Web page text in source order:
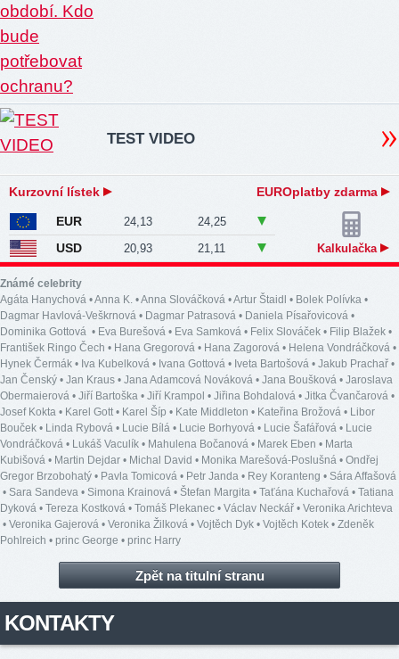
TEST VIDEO
Kurzovní lístek EUROplatby zdarma
EUR 24,13 24,25
USD 20,93 21,11 Kalkulačka
Známé celebrity
Agáta Hanychová •Anna K. •Anna Slováčková •Artur Štaidl • Bolek Polívka •
Dagmar Havlová-Veškrnová • Dagmar Patrasová • Daniela Písařovicová •
Dominika Gottová • Eva Burešová • Eva Samková • Felix Slováček • Filip Blažek •
František Ringo Čech • Hana Gregorová • Hana Zagorová • Helena Vondráčková •
Hynek Čermák • Iva Kubelková • Ivana Gottová • Iveta Bartošová • Jakub Prachař •
Jan Čenský • Jan Kraus • Jana Adamcová Nováková • Jana Boušková • Jaroslava
Obermaierová • Jiří Bartoška • Jiří Krampol • Jiřina Bohdalová • Jitka Čvančarová •
Josef Kokta • Karel Gott• Karel Šíp • Kate Middleton • Kateřina Brožová • Libor
Bouček • Linda Rybová • Lucie Bílá • Lucie Borhyová • Lucie Šafářová • Lucie
Vondráčková • Lukáš Vaculík • Mahulena Bočanová • Marek Eben • Marta
Kubišová • Martin Dejdar • Michal David • Monika Marešová-Poslušná • Ondřej
Gregor Brzobohatý • Pavla Tomicová • Petr Janda • Rey Koranteng • Sára Affašová
• Sara Sandeva • Simona Krainová • Štefan Margita • Taťána Kuchařová • Tatiana
Dyková • Tereza Kostková • Tomáš Plekanec • Václav Neckář • Veronika Arichteva
• Veronika Gajerová • Veronika Žilková • Vojtěch Dyk • Vojtěch Kotek • Zdeněk
Pohlreich • princ George • princ Harry
Zpět na titulní stranu
KONTAKTY